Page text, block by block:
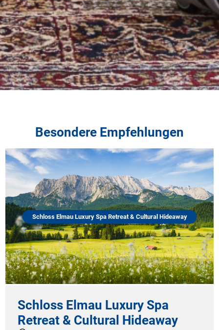
Besondere Empfehlungen
Schloss Elmau Luxury Spa Retreat & Cultural Hideaway
Schloss Elmau Luxury Spa
Retreat & Cultural Hideaway